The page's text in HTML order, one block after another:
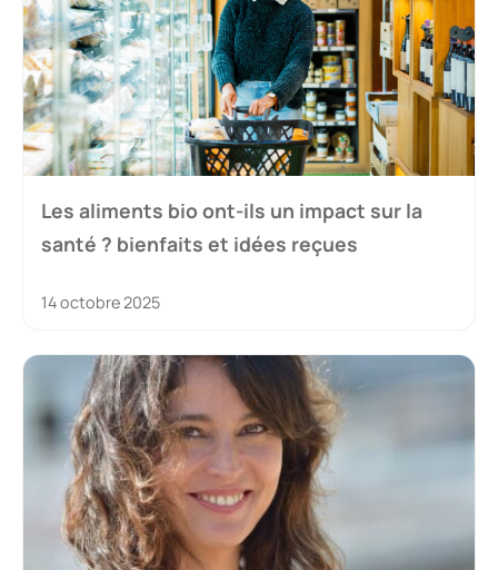
Les aliments bio ont-ils un impact sur la
santé ? bienfaits et idées reçues
14 octobre 2025